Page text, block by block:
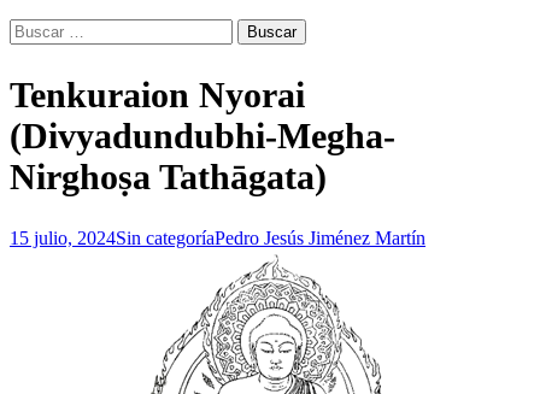
Buscar:
Tenkuraion Nyorai
(Divyadundubhi-Megha-
Nirghoṣa Tathāgata)
15 julio, 2024Sin categoríaPedro Jesús Jiménez Martín